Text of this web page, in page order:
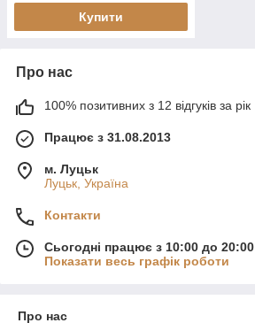
Купити
Про нас
100% позитивних з 12 відгуків за рік
Працює з 31.08.2013
м. Луцьк
Луцьк, Україна
Контакти
Сьогодні працює з 10:00 до 20:00
Показати весь графік роботи
Про нас